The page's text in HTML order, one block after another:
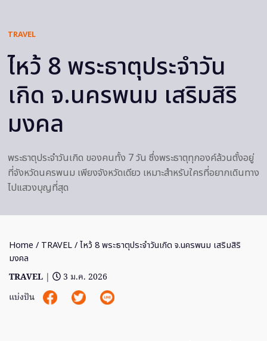
TRAVEL
ไหว้ 8 พระธาตุประจำวัน
เกิด จ.นครพนม เสริมสิริ
มงคล
พระธาตุประจำวันเกิด ของคนทั้ง 7 วัน ซึ่งพระธาตุทุกองค์ล้วนตั้งอยู่
ที่จังหวัดนครพนม เพียงจังหวัดเดียว เหมาะสำหรับใครที่อยากเดินทาง
ไปแสวงบุญที่สุด
Home / TRAVEL/ ไหว้ 8 พระธาตุประจำวันเกิด จ.นครพนม เสริมสิริ
มงคล
TRAVEL |
3 ม.ค. 2026
แบ่งปัน